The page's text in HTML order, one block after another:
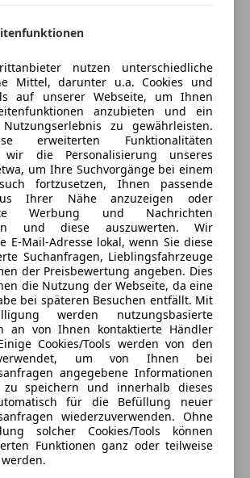
Parkbremse
automatisch abblendend
line)
Go
Vollständig
(Magnetic Ride)
mit
Dekoreinlagen 3D-Optik schwarz
Kenner und Liebhaber – der Audi
nicht nur durch seine
Händler
5 von 5
seit 2022
Straße 2-4,
AT
des Anbieters
nutzen unterschiedliche
Mittel, darunter u.a. Cookies und
auf unserer Webseite, um Ihnen
anzubieten und ein
Nutzungserlebnis zu gewährleisten.
erweiterten Funktionalitäten
wir die Personalisierung unseres
um Ihre Suchvorgänge bei einem
fortzusetzen, Ihnen passende
Ihrer Nähe anzuzeigen oder
Werbung und Nachrichten
und diese auszuwerten. Wir
E-Mail-Adresse lokal, wenn Sie diese
Suchanfragen, Lieblingsfahrzeuge
der Preisbewertung angeben. Dies
die Nutzung der Webseite, da eine
bei späteren Besuchen entfällt. Mit
werden nutzungsbasierte
an von Ihnen kontaktierte Händler
Cookies/Tools werden von den
um von Ihnen bei
angegebene Informationen
speichern und innerhalb dieses
für die Befüllung neuer
wiederzuverwenden. Ohne
solcher Cookies/Tools können
Funktionen ganz oder teilweise